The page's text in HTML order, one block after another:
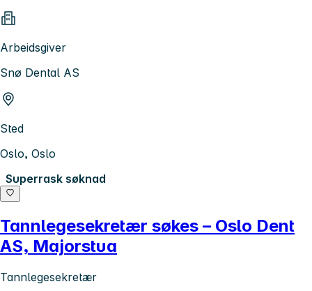
Arbeidsgiver
Snø Dental AS
Sted
Oslo, Oslo
Superrask søknad
Tannlegesekretær søkes – Oslo Dent
AS, Majorstua
Tannlegesekretær